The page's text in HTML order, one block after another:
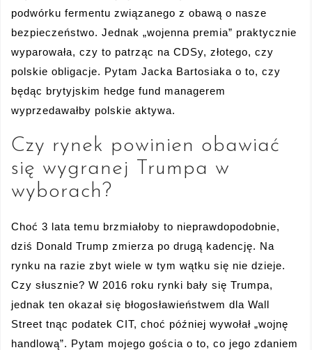
podwórku fermentu związanego z obawą o nasze
bezpieczeństwo. Jednak „wojenna premia” praktycznie
wyparowała, czy to patrząc na CDSy, złotego, czy
polskie obligacje. Pytam Jacka Bartosiaka o to, czy
będąc brytyjskim hedge fund managerem
wyprzedawałby polskie aktywa.
Czy rynek powinien obawiać
się wygranej Trumpa w
wyborach?
Choć 3 lata temu brzmiałoby to nieprawdopodobnie,
dziś Donald Trump zmierza po drugą kadencję. Na
rynku na razie zbyt wiele w tym wątku się nie dzieje.
Czy słusznie? W 2016 roku rynki bały się Trumpa,
jednak ten okazał się błogosławieństwem dla Wall
Street tnąc podatek CIT, choć później wywołał „wojnę
handlową”. Pytam mojego gościa o to, co jego zdaniem